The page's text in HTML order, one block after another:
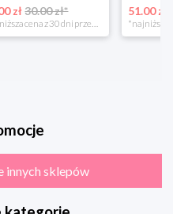
zł 30.00 zł*
*najniższa cena z 30 dni przed obniżką
51.00 zł
innych sklepów